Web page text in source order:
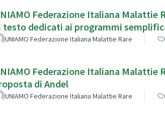
Federazione Italiana Malattie
testo dedicati ai programmi
UNIAMO Federazione Italiana Malattie Rare
Federazione Italiana Malattie
di Andel
UNIAMO Federazione Italiana Malattie Rare